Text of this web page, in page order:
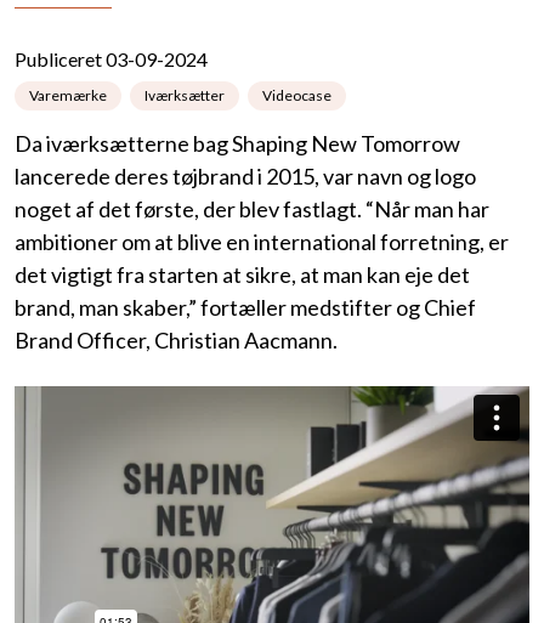
Publiceret 03-09-2024
Varemærke Iværksætter Videocase
Da iværksætterne bag Shaping New Tomorrow
lancerede deres tøjbrand i 2015, var navn og logo
noget af det første, der blev fastlagt. “Når man har
ambitioner om at blive en international forretning, er
det vigtigt fra starten at sikre, at man kan eje det
brand, man skaber,” fortæller medstifter og Chief
Brand Officer, Christian Aacmann.